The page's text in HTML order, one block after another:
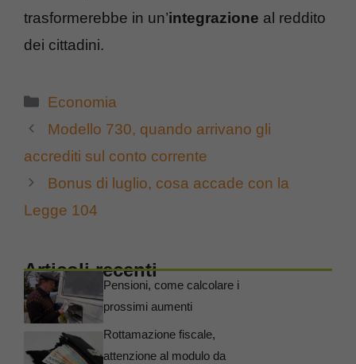
trasformerebbe in un’integrazione al reddito
dei cittadini.
Categorie
Economia
Modello 730, quando arrivano gli
accrediti sul conto corrente
Bonus di luglio, cosa accade con la
Legge 104
Articoli recenti
Pensioni, come calcolare i
prossimi aumenti
Rottamazione fiscale,
attenzione al modulo da